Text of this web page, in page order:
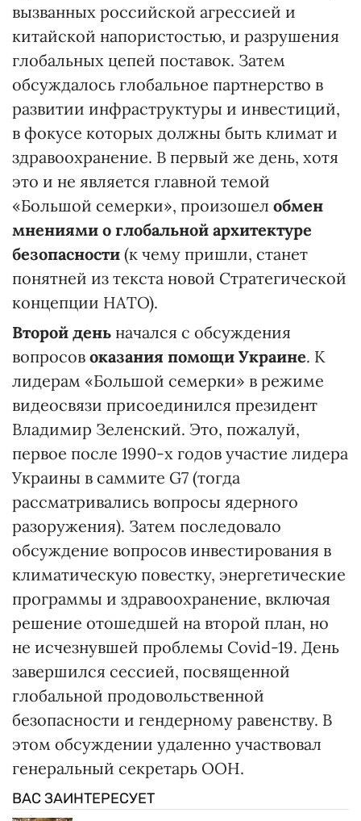
вызванных российской агрессией и
китайской напористостью, и разрушения
глобальных цепей поставок. Затем
обсуждалось глобальное партнерство в
развитии инфраструктуры и инвестиций,
в фокусе которых должны быть климат и
здравоохранение. В первый же день, хотя
это и не является главной темой
«Большой семерки», произошел обмен
мнениями о глобальной архитектуре
безопасности (к чему пришли, станет
понятней из текста новой Стратегической
концепции НАТО).
Второй день начался с обсуждения
вопросов оказания помощи Украине. К
лидерам «Большой семерки» в режиме
видеосвязи присоединился президент
Владимир Зеленский. Это, пожалуй,
первое после 1990-х годов участие лидера
Украины в саммите G7 (тогда
рассматривались вопросы ядерного
разоружения). Затем последовало
обсуждение вопросов инвестирования в
климатическую повестку, энергетические
программы и здравоохранение, включая
решение отошедшей на второй план, но
не исчезнувшей проблемы Covid-19. День
завершился сессией, посвященной
глобальной продовольственной
безопасности и гендерному равенству. В
этом обсуждении удаленно участвовал
генеральный секретарь ООН.
ВАС ЗАИНТЕРЕСУЕТ